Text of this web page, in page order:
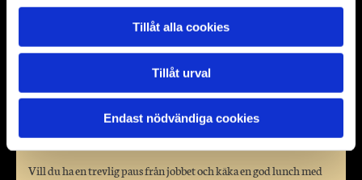
Tillåt alla cookies
Tillåt urval
Endast nödvändiga cookies
Lunchmeny
Vill du ha en trevlig paus från jobbet och käka en god lunch med